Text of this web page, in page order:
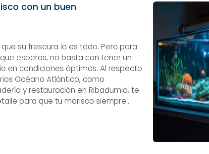
con un buen
su frescura lo es todo. Pero para
esperas, no basta con tener un
en condiciones óptimas. Al respecto
Océano Atlántico, como
y restauración en Ribadumia, te
para que tu marisco siempre